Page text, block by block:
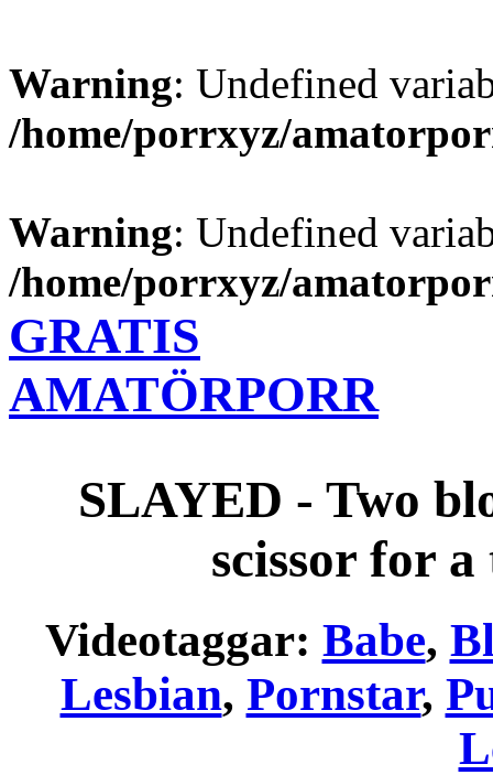
Warning: Undefined
/home/porrxyz/
Warning: Undefined
/home/porrxyz/
GRATIS
AMATÖRPORR
SLAYED - Two
scissor for
Videotaggar: Babe,
Lesbian, Pornstar,